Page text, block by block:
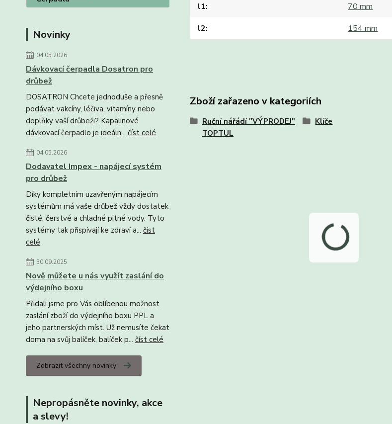
Novinky
04.05.2026
Dávkovací čerpadla Dosatron pro
drůbež
DOSATRON Chcete jednoduše a přesně
podávat vakcíny, léčiva, vitamíny nebo
doplňky vaší drůbeži? Kapalinové
dávkovací čerpadlo je ideáln... číst celé
04.05.2026
Dodavatel Impex - napájecí systém
pro drůbež
Díky kompletním uzavřeným napájecím
systémům má vaše drůbež vždy dostatek
čisté, čerstvé a chladné pitné vody. Tyto
systémy tak přispívají ke zdraví a... číst
celé
30.09.2025
Nově můžete u nás využít zaslání do
výdejního boxu
Přidali jsme pro Vás oblíbenou možnost
zaslání zboží do výdejního boxu PPL a
jeho partnerských míst. Už nemusíte čekat
doma na svůj balíček, balíček p... číst celé
Zobrazit všechny novinky
Nepropásněte novinky, akce
a slevy!
l1
70 mm
l2
154 mm
Zboží zařazeno v kategoriích
Ruční nářádí "VÝPRODEJ"
TOPTUL
Klíče